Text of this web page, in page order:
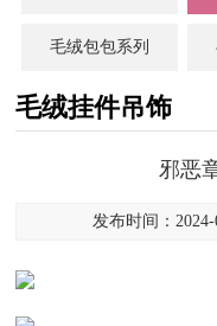
毛绒包包系列
毛绒挂件吊饰
邪恶
发布时间：